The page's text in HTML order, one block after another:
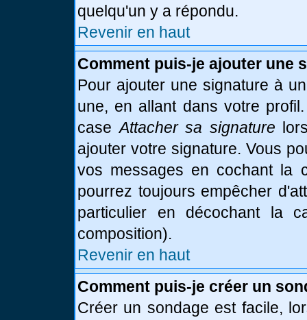
quelqu'un y a répondu.
Revenir en haut
Comment puis-je ajouter une
Pour ajouter une signature à
une, en allant dans votre
caseAttacher sa signature
ajouter votre signature. Vous
vos messages en cochant la
pourrez toujours empêcher
particulier en décochant la
composition).
Revenir en haut
Comment puis-je créer un
Créer un sondage est facile,